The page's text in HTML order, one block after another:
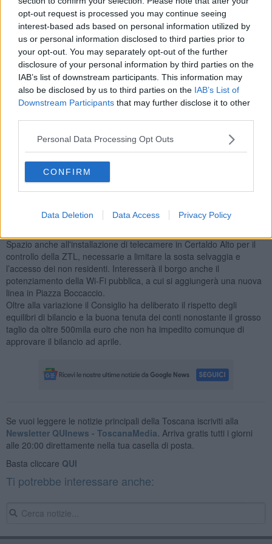
opt-out request is processed you may continue seeing
interest-based ads based on personal information utilized by
us or personal information disclosed to third parties prior to
your opt-out. You may separately opt-out of the further
disclosure of your personal information by third parties on the
IAB’s list of downstream participants. This information may
also be disclosed by us to third parties on the IAB’s List of
Downstream Participants that may further disclose it to other
Personal Data Processing Opt Outs
CONFIRM
Data Deletion Data Access Privacy Policy
strategiche per la qualità della vita dei nostri cittadini. Primo fra tutti
il sottopasso di via Vivaldi - via Fonda con collegamento alla
circonvallazione di via Falcone e Borsellino. Con la variazione sono
stati finanziati altri lavori, anche se i limiti imposti ai pagamenti ci
obbligano a rincorrere le emergenze rendendo difficile rispettare
una programmazione”.
Non solo: con questa variazione sarà possibile far partire anche
una seconda fase di lavori alla scuola elementare Masiq con il
consolidamento dei solai del piano terra oltre che del piano primo,
e l’adeguamento degli impianti, dopo una prima fase di lavori nel
febbraio scorso per la ristrutturazione dei locali dei refettori e dei
servizi di cucina.
Tra gli interventi di maggior rilievo anche la ristrutturazione
dell'assetto fognario in via da Verrazzano il cui importo sarà
sostenuto a metà fra Comune e Acque Spa, onde evitare i frequenti
Spazio anche all'installazione di telecamere in Certaldo Alto per il
controllo della ZTL, necessarie a limitare la sosta selvaggia e
l’accesso dei non residenti. Interesserà il borgo anche il
potenziamento della Wi-Fi pubblica, a cui si aggiungerà una nuova
linea in Piazza Boccaccio.
Oltre alla variazione il Consiglio ha deliberato il rispetto degli
equilibri di bilancio e la buona tenuta dei conti nonostante il grosso
taglio da oltre 500mila euro che non ha impedito comunque di
approvare il bilancio ad aprile.
Se vuoi leggere le notizie principali della Toscana iscriviti alla
Newsletter QUInews - ToscanaMedia. Arriva gratis tutti i giorni
alle 20:00 direttamente nella tua casella di posta.
Basta cliccare QUI
Ti potrebbe interessare anche: